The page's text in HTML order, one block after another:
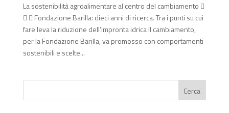
La sostenibilità agroalimentare al centro del cambiamento 
  Fondazione Barilla: dieci anni di ricerca. Tra i punti su cui
fare leva la riduzione dell’impronta idrica Il cambiamento,
per la Fondazione Barilla, va promosso con comportamenti
sostenibili e scelte...
Cerca